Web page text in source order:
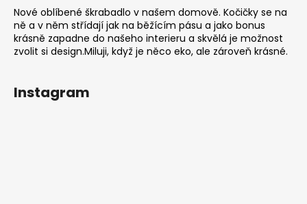
Nové oblíbené škrabadlo v našem domově. Kočičky se na
ně a v něm střídají jak na běžícím pásu a jako bonus
krásně zapadne do našeho interieru a skvělá je možnost
zvolit si design.Miluji, když je něco eko, ale zároveň krásné.
Instagram